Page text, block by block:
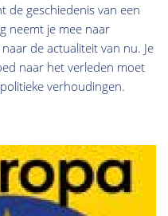
de geschiedenis van een
neemt je mee naar
de actualiteit van nu. Je
naar het verleden moet
verhoudingen.